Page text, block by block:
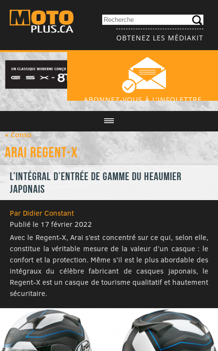
OBTENEZ LES MÉDIAKIT
ABONNEZ-VOUS À L'INFOLETTRE
« Conso
Arai Regent-X
L’intégral d’entrée de gamme du heaumier
japonais
Par Didier Constant
Publié le 17 février 2022
Avec le Regent-X, Arai s’est concentré sur ce qui, selon elle,
constitue la véritable mesure de la valeur d’un casque : le
confort et la protection. Même s’il est le plus abordable des
intégraux du célèbre fabricant de casques japonais, le
Regent-X est un casque de tourisme qualitatif et hautement
sécuritaire.